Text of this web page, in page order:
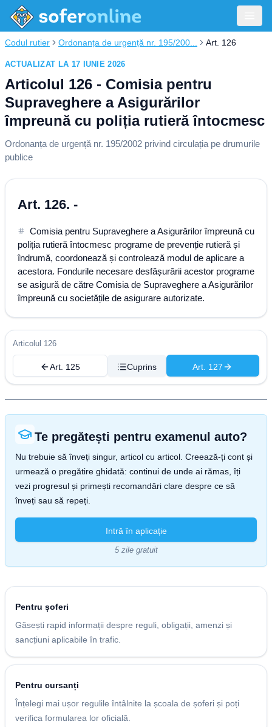
Codul rutier Ordonanța de urgență nr. 195/200... Art. 126
ACTUALIZAT LA 17 IUNIE 2026
Articolul 126 - Comisia pentru
Supraveghere a Asigurărilor
împreună cu poliția rutieră întocmesc
Ordonanța de urgență nr. 195/2002 privind circulația pe drumurile
publice
Art. 126. -
Comisia pentru Supraveghere a Asigurărilor împreună cu
poliția rutieră întocmesc programe de prevenție rutieră și
îndrumă, coordonează și controlează modul de aplicare a
acestora. Fondurile necesare desfășurării acestor programe
se asigură de către Comisia de Supraveghere a Asigurărilor
împreună cu societățile de asigurare autorizate.
Articolul 126
Art. 125 Cuprins Art. 127
Te pregătești pentru examenul auto?
Nu trebuie să înveți singur, articol cu articol. Creează-ți cont și
urmează o pregătire ghidată: continui de unde ai rămas, îți
vezi progresul și primești recomandări clare despre ce să
înveți sau să repeți.
Intră în aplicație
5 zile gratuit
Pentru șoferi
Găsești rapid informații despre reguli, obligații, amenzi și
sancțiuni aplicabile în trafic.
Pentru cursanți
Înțelegi mai ușor regulile întâlnite la școala de șoferi și poți
verifica formularea lor oficială.